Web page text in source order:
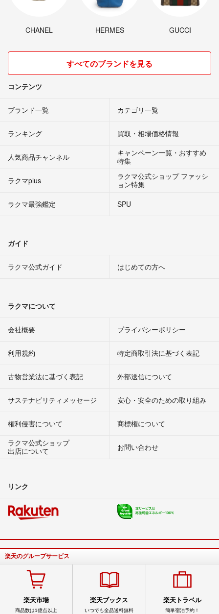
CHANEL HERMES GUCCI
すべてのブランドを見る
コンテンツ
ブランド一覧 カテゴリ一覧
ランキング 買取・相場価格情報
人気商品チャンネル
キャンペーン一覧・おすすめ
特集
ラクマplus
ラクマ公式ショップ ファッシ
ョン特集
ラクマ最強鑑定
SPU
ガイド
ラクマ公式ガイド はじめての方へ
ラクマについて
会社概要 プライバシーポリシー
利用規約 特定商取引法に基づく表記
古物営業法に基づく表記 外部送信について
サステナビリティメッセージ 安心・安全のための取り組み
権利侵害について
商標権について
ラクマ公式ショップ
出店について
お問い合わせ
リンク
楽天のグループサービス
楽天市場
商品数は1億点以上
楽天ブックス
いつでも全品送料無料
楽天トラベル
簡単宿泊予約！